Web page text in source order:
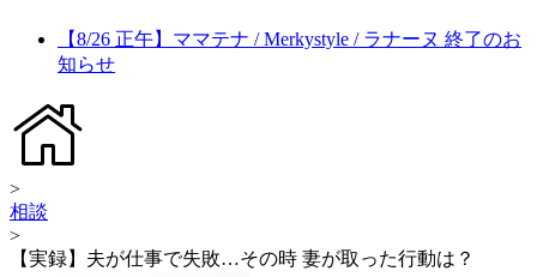
【8/26 正午】ママテナ / Merkystyle / ラナーヌ 終了のお
知らせ
>
相談
>
【実録】夫が仕事で失敗…その時 妻が取った行動は？